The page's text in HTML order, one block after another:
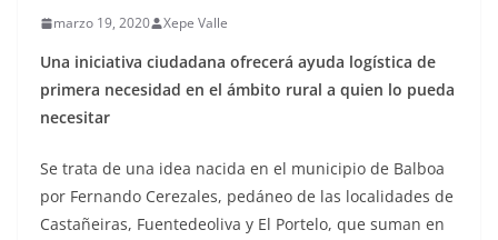
marzo 19, 2020 Xepe Valle
Una iniciativa ciudadana ofrecerá ayuda logística de
primera necesidad en el ámbito rural a quien lo pueda
necesitar
Se trata de una idea nacida en el municipio de Balboa
por Fernando Cerezales, pedáneo de las localidades de
Castañeiras, Fuentedeoliva y El Portelo, que suman en